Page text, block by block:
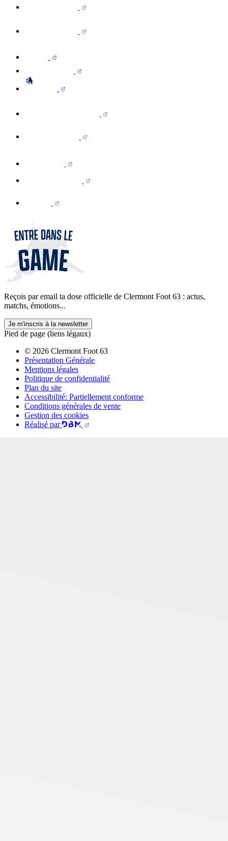
Reçois par email ta dose officielle de Clermont Foot 63 : actus,
matchs, émotions...
Je m'inscris à la newsletter
Pied de page (liens légaux)
© 2026 Clermont Foot 63
Présentation Générale
Mentions légales
Politique de confidentialité
Plan du site
Accessibilité: Partiellement conforme
Conditions générales de vente
Gestion des cookies
Réalisé par